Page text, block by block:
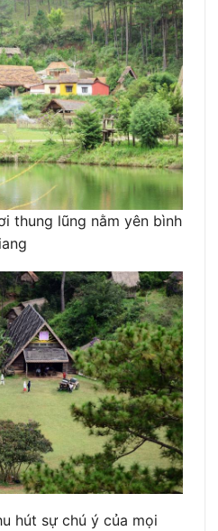
thung lũng nằm yên bình
hút sự chú ý của mọi